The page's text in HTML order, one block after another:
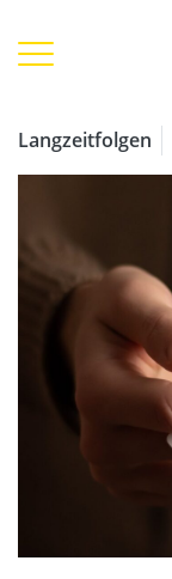
Langzeitfolgen